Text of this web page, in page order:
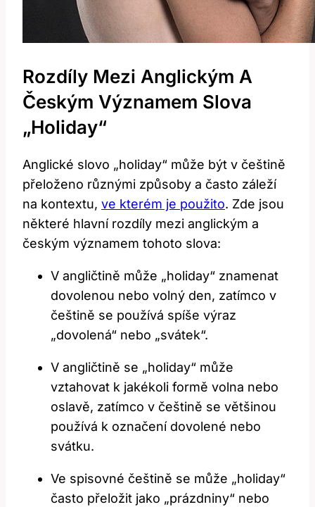
Rozdíly Mezi Anglickým A
Českým Významem Slova
„Holiday“
Anglické slovo „holiday“ může být v češtině
přeloženo různými způsoby a často záleží
na kontextu, ve kterém je použito. Zde jsou
některé hlavní rozdíly mezi anglickým a
českým významem tohoto slova:
V angličtině může „holiday“ znamenat
dovolenou nebo volný den, zatímco v
češtině se používá spíše výraz
„dovolená“ nebo „svátek“.
V angličtině se „holiday“ může
vztahovat k jakékoli formě volna nebo
oslavě, zatímco v češtině se většinou
používá k označení dovolené nebo
svátku.
Ve spisovné češtině se může „holiday“
často přeložit jako „prázdniny“ nebo